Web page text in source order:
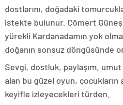
dostlarını, doğadaki
istekte bulunur. Cömert
yürekli Kardanadamın yok
doğanın sonsuz döngüsünde
Sevgi, dostluk, paylaşım,
alan bu güzel oyun,
keyifle izleyecekleri türden.